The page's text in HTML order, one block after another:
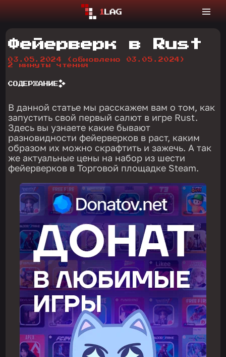
Фейерверк в Rust
03.05.2024
(обновлено 03.05.2024)
2 минуты чтения
СОДЕРЖАНИЕ
В данной статье мы расскажем вам о том, как
запустить свой первый салют в игре Rust.
Здесь вы узнаете какие бывают
разновидности фейерверков в раст, каким
образом их можно скрафтить и зажечь. А так
же актуальные цены на набор из шести
фейерверков в Торговой площадке Steam.